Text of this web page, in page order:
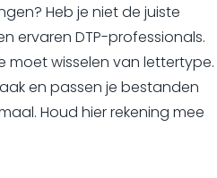
Heb je niet de juiste
ervaren DTP-professionals.
moet wisselen van lettertype.
en passen je bestanden
Houd hier rekening mee